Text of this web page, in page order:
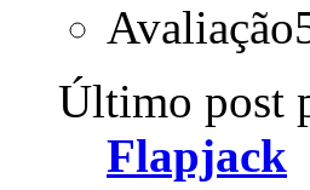
Último post
Flapjack